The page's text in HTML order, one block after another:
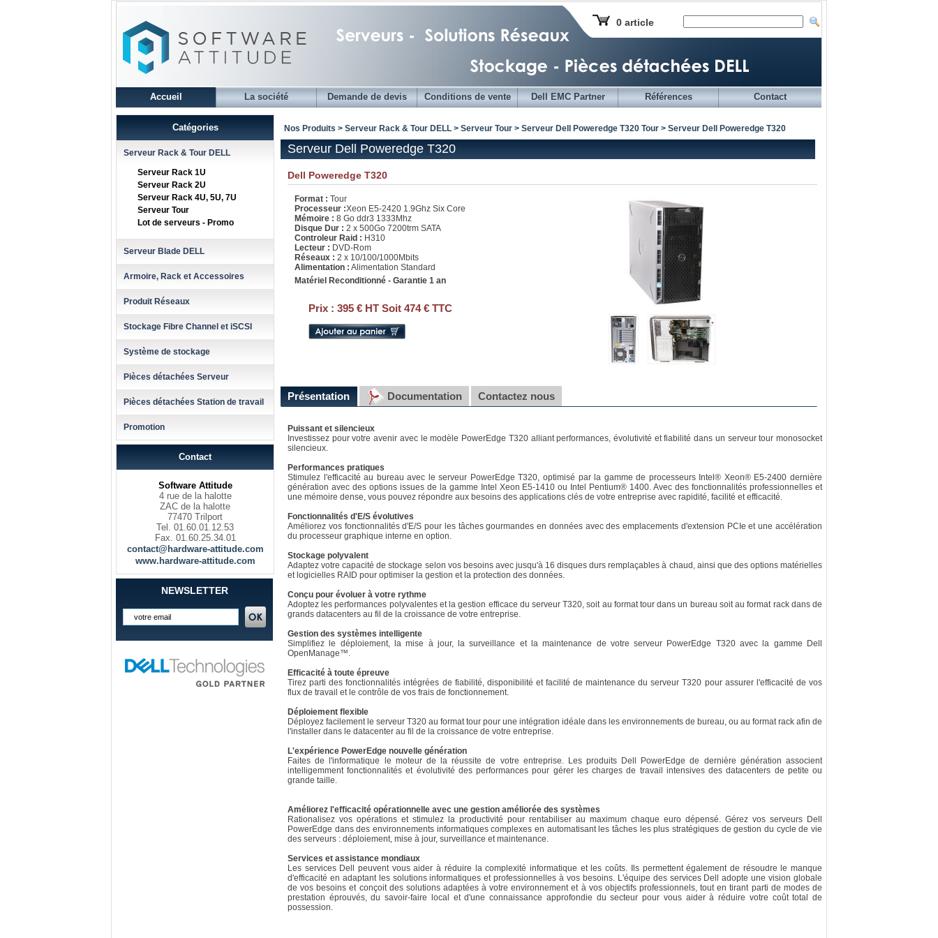
0 article
Accueil La société Demande de devis Conditions de vente Dell EMC Partner Références Contact
Catégories
Serveur Rack & Tour DELL
Serveur Rack 1U
Serveur Rack 2U
Serveur Rack 4U, 5U, 7U
Serveur Tour
Lot de serveurs - Promo
Serveur Blade DELL
Armoire, Rack et Accessoires
Produit Réseaux
Stockage Fibre Channel et iSCSI
Système de stockage
Pièces détachées Serveur
Pièces détachées Station de travail
Promotion
Contact
Software Attitude
4 rue de la halotte
ZAC de la halotte
77470 Trilport
Tel. 01.60.01.12.53
Fax. 01.60.25.34.01
contact@hardware-attitude.com
www.hardware-attitude.com
NEWSLETTER
Nos Produits > Serveur Rack & Tour DELL > Serveur Tour > Serveur Dell Poweredge T320 Tour > Serveur Dell Poweredge T320
Serveur Dell Poweredge T320
Dell Poweredge T320
Format : Tour
Processeur :Xeon E5-2420 1.9Ghz Six Core
Mémoire : 8 Go ddr3 1333Mhz
Disque Dur : 2 x 500Go 7200trm SATA
Controleur Raid : H310
Lecteur : DVD-Rom
Réseaux : 2 x 10/100/1000Mbits
Alimentation : Alimentation Standard
Matériel Reconditionné - Garantie 1 an
Prix : 395 € HT Soit 474 € TTC
Présentation Documentation Contactez nous
Puissant et silencieux
Investissez pour votre avenir avec le modèle PowerEdge T320 alliant performances, évolutivité et fiabilité dans un serveur tour monosocket
silencieux.
Performances pratiques
Stimulez l'efficacité au bureau avec le serveur PowerEdge T320, optimisé par la gamme de processeurs Intel® Xeon® E5-2400 dernière
génération avec des options issues de la gamme Intel Xeon E5-1410 ou Intel Pentium® 1400. Avec des fonctionnalités professionnelles et
une mémoire dense, vous pouvez répondre aux besoins des applications clés de votre entreprise avec rapidité, facilité et efficacité.
Fonctionnalités d'E/S évolutives
Améliorez vos fonctionnalités d'E/S pour les tâches gourmandes en données avec des emplacements d'extension PCIe et une accélération
du processeur graphique interne en option.
Stockage polyvalent
Adaptez votre capacité de stockage selon vos besoins avec jusqu'à 16 disques durs remplaçables à chaud, ainsi que des options matérielles
et logicielles RAID pour optimiser la gestion et la protection des données.
Conçu pour évoluer à votre rythme
Adoptez les performances polyvalentes et la gestion efficace du serveur T320, soit au format tour dans un bureau soit au format rack dans de
grands datacenters au fil de la croissance de votre entreprise.
Gestion des systèmes intelligente
Simplifiez le déploiement, la mise à jour, la surveillance et la maintenance de votre serveur PowerEdge T320 avec la gamme Dell
OpenManage™.
Efficacité à toute épreuve
Tirez parti des fonctionnalités intégrées de fiabilité, disponibilité et facilité de maintenance du serveur T320 pour assurer l'efficacité de vos
flux de travail et le contrôle de vos frais de fonctionnement.
Déploiement flexible
Déployez facilement le serveur T320 au format tour pour une intégration idéale dans les environnements de bureau, ou au format rack afin de
l'installer dans le datacenter au fil de la croissance de votre entreprise.
L'expérience PowerEdge nouvelle génération
Faites de l'informatique le moteur de la réussite de votre entreprise. Les produits Dell PowerEdge de dernière génération associent
intelligemment fonctionnalités et évolutivité des performances pour gérer les charges de travail intensives des datacenters de petite ou
grande taille.
Améliorez l'efficacité opérationnelle avec une gestion améliorée des systèmes
Rationalisez vos opérations et stimulez la productivité pour rentabiliser au maximum chaque euro dépensé. Gérez vos serveurs Dell
PowerEdge dans des environnements informatiques complexes en automatisant les tâches les plus stratégiques de gestion du cycle de vie
des serveurs : déploiement, mise à jour, surveillance et maintenance.
Services et assistance mondiaux
Les services Dell peuvent vous aider à réduire la complexité informatique et les coûts. Ils permettent également de résoudre le manque
d'efficacité en adaptant les solutions informatiques et professionnelles à vos besoins. L'équipe des services Dell adopte une vision globale
de vos besoins et conçoit des solutions adaptées à votre environnement et à vos objectifs professionnels, tout en tirant parti de modes de
prestation éprouvés, du savoir-faire local et d'une connaissance approfondie du secteur pour vous aider à réduire votre coût total de
possession.